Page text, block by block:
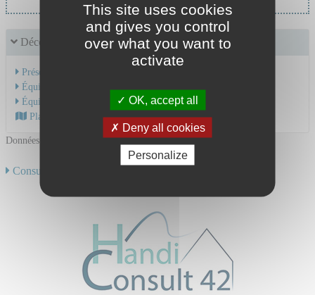
Découvrir le service
Présentation de l'activité
Équipe Médicale
Équipe Soignante
Plan d'accès au CHU
Données mises à jour le 02/10/2024
Consulter toute notre offre de soins
This site uses cookies
and gives you control
over what you want to
activate
OK, accept all
Deny all cookies
Personalize